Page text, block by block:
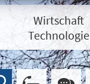
Wirtschaft
Technologie